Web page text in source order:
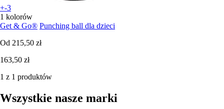
+-3
1 kolorów
Get & Go® Punching ball dla dzieci
Od 215,50 zł
163,50 zł
1 z 1 produktów
Wszystkie nasze marki